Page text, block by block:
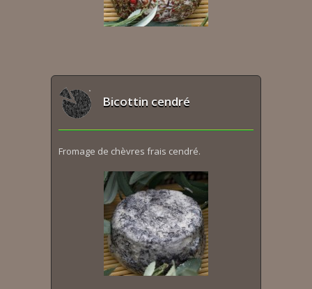
Bicottin cendré
Fromage de chèvres frais cendré.